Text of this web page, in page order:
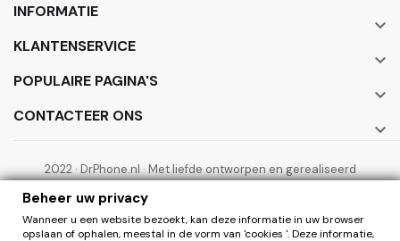
INFORMATIE

KLANTENSERVICE

POPULAIRE PAGINA'S

CONTACTEER ONS

2022 · DrPhone.nl · Met liefde ontworpen en gerealiseerd
Beheer uw privacy
Wanneer u een website bezoekt, kan deze informatie in uw browser
opslaan of ophalen, meestal in de vorm van 'cookies '. Deze informatie,